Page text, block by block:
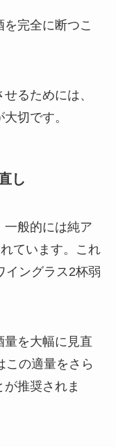
完全に断つこ
るためには、
切です。
し
一般的には純ア
ています。これ
イングラス2杯弱
量を大幅に見直
この適量をさら
推奨されま